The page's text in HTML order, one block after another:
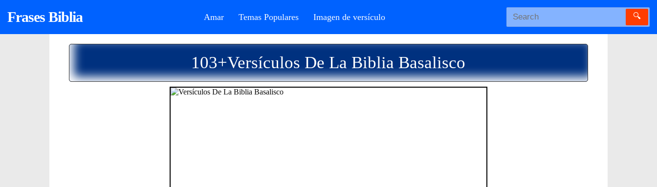
Frases Biblia Amar Temas Populares Imagen de versículo 🔍
103+Versículos De La Biblia Basalisco